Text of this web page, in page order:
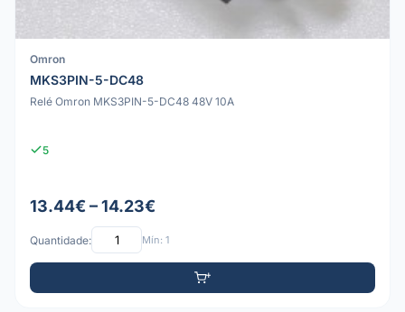
Omron
MKS3PIN-5-DC48
Relé Omron MKS3PIN-5-DC48 48V 10A
5
13.44€ – 14.23€
Quantidade: Mín: 1